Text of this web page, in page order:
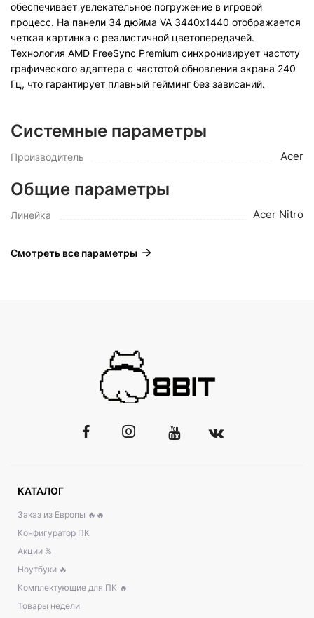
обеспечивает увлекательное погружение в игровой
процесс. На панели 34 дюйма VA 3440х1440 отображается
четкая картинка с реалистичной цветопередачей.
Технология AMD FreeSync Premium синхронизирует частоту
графического адаптера с частотой обновления экрана 240
Гц, что гарантирует плавный гейминг без зависаний.
Системные параметры
Производитель Acer
Общие параметры
Линейка Acer Nitro
Смотреть все параметры
КАТАЛОГ
Заказ из Европы 🔥🔥
Конфигуратор ПК
Акции %
Ноутбуки 🔥
Комплектующие для ПК 🔥
Товары недели